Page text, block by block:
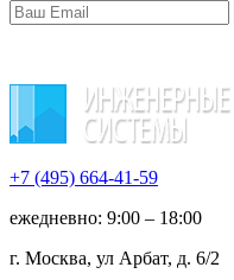
+7 (495) 664-41-59
ежедневно: 9:00 – 18:00
г. Москва, ул Арбат, д. 6/2